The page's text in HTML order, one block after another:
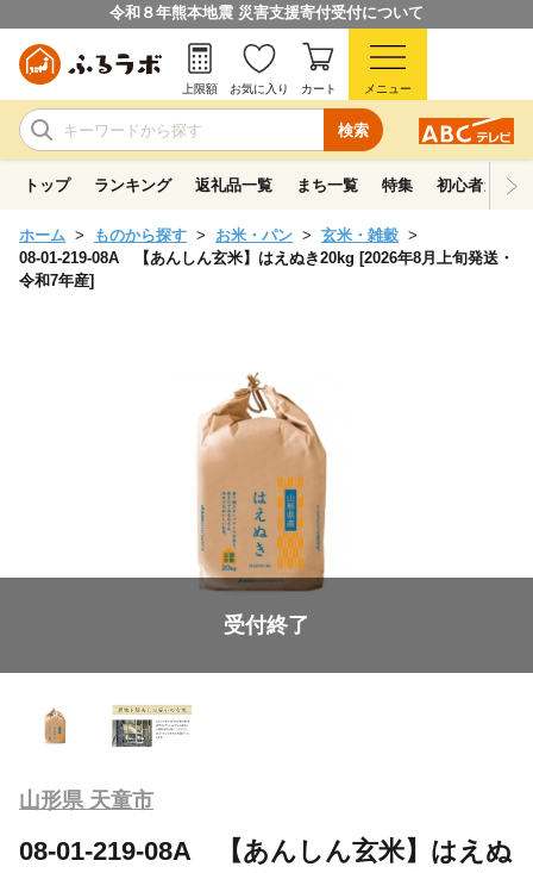
令和８年熊本地震 災害支援寄付受付について
検索
上限額 お気に入り カート メニュー
トップ ランキング 返礼品一覧 まち一覧 特集 初心者ガイド
ホーム ものから探す お米・パン
玄米・雑穀
08-01-219-08A 【あんしん玄米】はえぬき20kg [2026年8月上旬発送・
令和7年産]
受付終了
山形県 天童市
08-01-219-08A 【あんしん玄米】はえぬ